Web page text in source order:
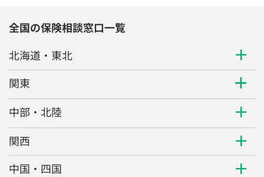
全国の保険相談窓口一覧
北海道・東北
関東
中部・北陸
関西
中国・四国